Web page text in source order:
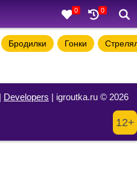
0 0
Бродилки Гонки
| Developers | igroutka.ru © 2026
12+